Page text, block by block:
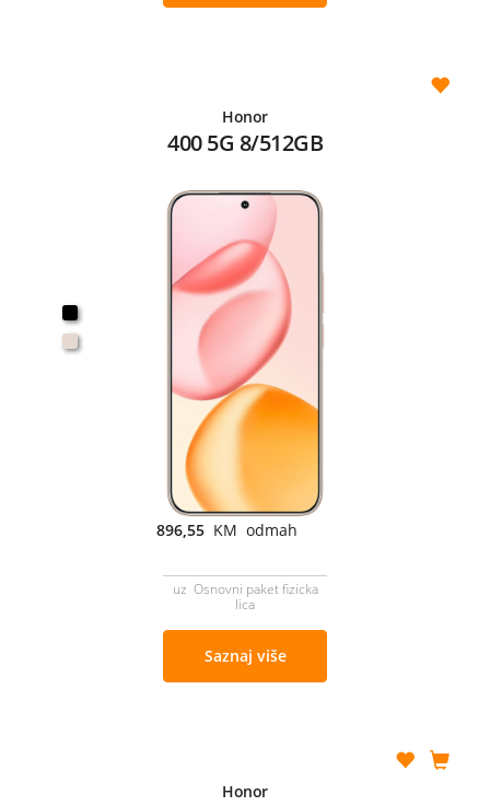
Honor
400 5G 8/512GB
896,55 KM odmah
uz Osnovni paket fizicka
lica
Saznaj više
Honor